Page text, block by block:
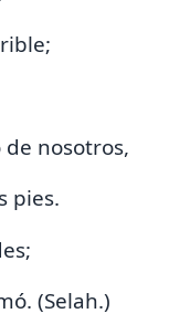
nosotros,
pies.
(Selah.)